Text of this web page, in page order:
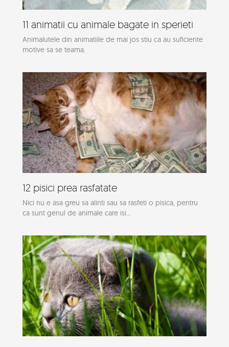
11 animatii cu animale bagate in sperieti
Animalutele din animatiile de mai jos stiu ca au suficiente
motive sa se teama.
12 pisici prea rasfatate
Nici nu e asa greu sa alinti sau sa rasfeti o pisica, pentru
ca sunt genul de animale care isi...